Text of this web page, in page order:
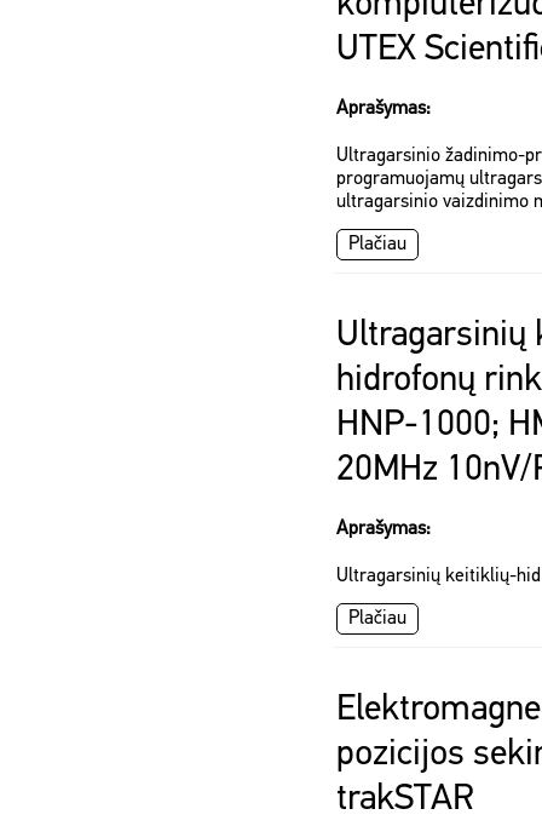
UTEX
Aprašymas:
Ultragarsinio žadinimo-
programuojamų
ultragarsinio vaizdinimo
Plačiau
Ultragarsinių
hidrofonų
HNP-1000;
20MHz 10nV/
Aprašymas:
Ultragarsinių keitiklių-
Plačiau
pozicijos
trakSTAR